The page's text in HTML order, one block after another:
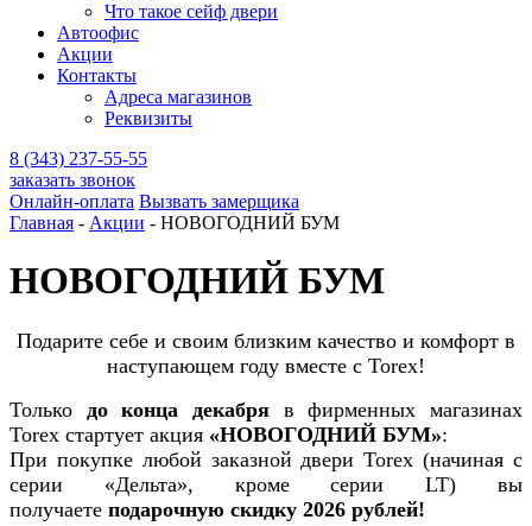
Что такое сейф двери
Автоофис
Акции
Контакты
Адреса магазинов
Реквизиты
8 (343) 237-55-55
заказать звонок
Онлайн-оплата Вызвать замерщика
Главная - Акции - НОВОГОДНИЙ БУМ
НОВОГОДНИЙ БУМ
Подарите себе и своим близким качество и комфорт в
наступающем году вместе с Torex!
Только до конца декабря в фирменных магазинах
Torex стартует акция «НОВОГОДНИЙ БУМ»:
При покупке любой заказной двери Torex (начиная с
серии «Дельта», кроме серии LT) вы
получаете подарочную скидку 2026 рублей!